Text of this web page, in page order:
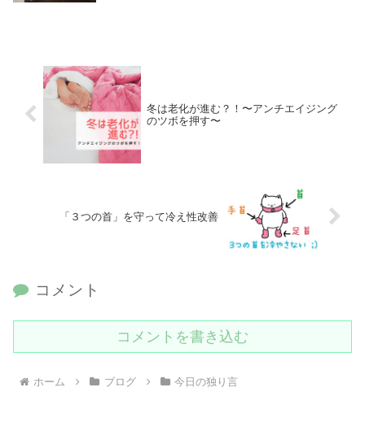
冬は老化が進む？！〜アンチエイジング
のツボを押す〜
「３つの首」を守って冷え性改善
コメント
コメントを書き込む
ホーム ブログ 今日の独り言